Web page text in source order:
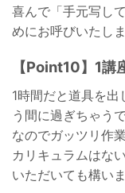
喜んで「手元写し
めにお呼びいたし
【Point10】1講
1時間だと道具を
う間に過ぎちゃう
なのでガッツリ作
カリキュラムはな
いただいても構いま